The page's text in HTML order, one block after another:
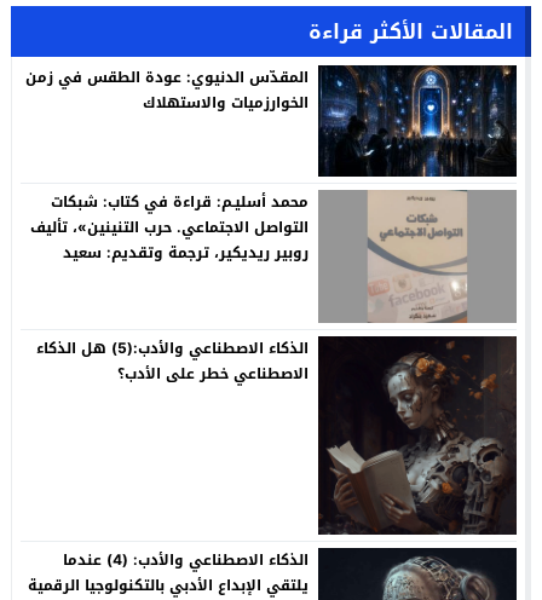
المقالات الأكثر قراءة
المقدّس الدنيوي: عودة الطقس في زمن
الخوارزميات والاستهلاك
محمد أسليـم: قراءة في كتاب: شبكات
التواصل الاجتماعي. حرب التنينين»، تأليف
روبير ريديكير، ترجمة وتقديم: سعيد
الذكاء الاصطناعي والأدب:(5) هل الذكاء
الاصطناعي خطر على الأدب؟
الذكاء الاصطناعي والأدب: (4) عندما
يلتقي الإبداع الأدبي بالتكنولوجيا الرقمية